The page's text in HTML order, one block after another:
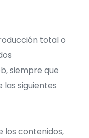
total o
siempre que
siguientes
los contenidos,